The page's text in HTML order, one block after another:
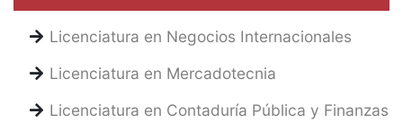
Licenciatura en Negocios Internacionales
Licenciatura en Mercadotecnia
Licenciatura en Contaduría Pública y Finanzas